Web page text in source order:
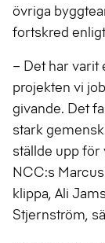
övriga
fortskred
– Det har varit
projekten vi
givande. Det
stark
ställde upp
NCC:s
klippa, Ali
Stjernström,